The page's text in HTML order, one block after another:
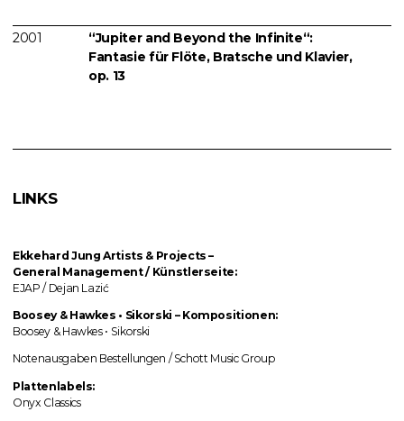
2001
“Jupiter and Beyond the Infinite“:
Fantasie für Flöte, Bratsche und Klavier,
op. 13
LINKS
Ekkehard Jung Artists & Projects–
General Management / Künstlerseite:
EJAP / Dejan Lazić
Boosey & Hawkes • Sikorski –Kompositionen:
Boosey & Hawkes • Sikorski
Notenausgaben Bestellungen / Schott Music Group
Plattenlabels:
Onyx Classics